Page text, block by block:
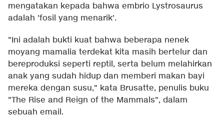
mengatakan kepada bahwa embrio Lystrosaurus
adalah 'fosil yang menarik'.
"Ini adalah bukti kuat bahwa beberapa nenek
moyang mamalia terdekat kita masih bertelur dan
bereproduksi seperti reptil, serta belum melahirkan
anak yang sudah hidup dan memberi makan bayi
mereka dengan susu," kata Brusatte, penulis buku
"The Rise and Reign of the Mammals", dalam
sebuah email.